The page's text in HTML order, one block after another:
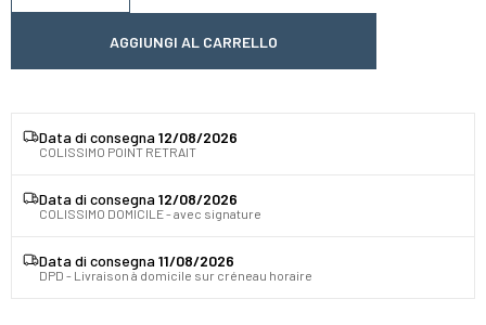
AGGIUNGI AL CARRELLO
Data di consegna 12/08/2026
COLISSIMO POINT RETRAIT
Data di consegna 12/08/2026
COLISSIMO DOMICILE - avec signature
Data di consegna 11/08/2026
DPD - Livraison à domicile sur créneau horaire